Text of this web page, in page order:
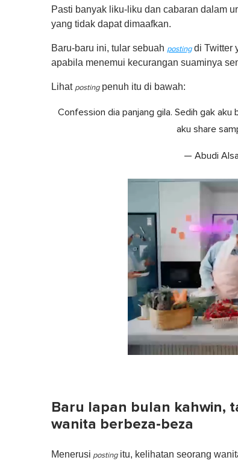
Pasti banyak liku-liku dan cabaran dalam
yang tidak dapat dimaafkan.
Baru-baru ini, tular sebuah postingdi Twitter
apabila menemui kecurangan suaminya
Lihat postingpenuh itu di bawah:
Confession dia panjang gila. Sedih gak aku
aku share
— Abudi
0%
Baru lapan bulan kahwin,
wanita berbeza-beza
Menerusi postingitu, kelihatan seorang